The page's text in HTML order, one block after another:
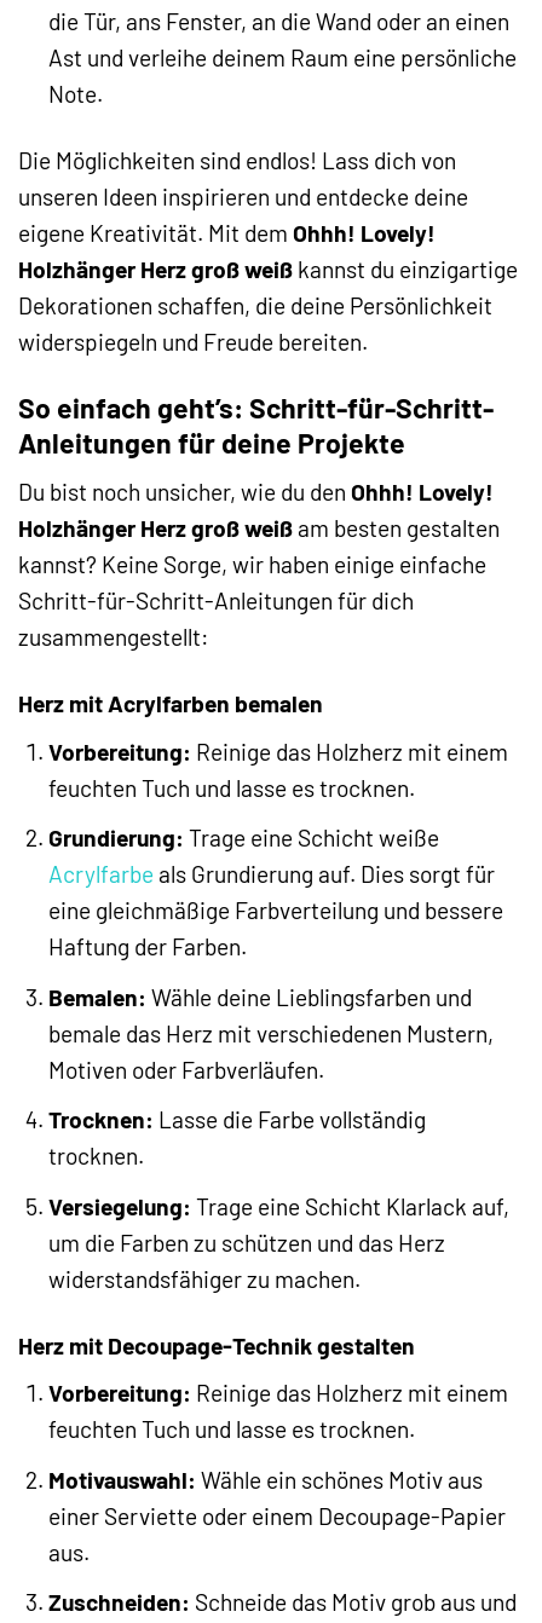
die Tür, ans Fenster, an die Wand oder an einen
Ast und verleihe deinem Raum eine persönliche
Note.
Die Möglichkeiten sind endlos! Lass dich von
unseren Ideen inspirieren und entdecke deine
eigene Kreativität. Mit dem Ohhh! Lovely!
Holzhänger Herz groß weiß kannst du einzigartige
Dekorationen schaffen, die deine Persönlichkeit
widerspiegeln und Freude bereiten.
So einfach geht’s: Schritt-für-Schritt-
Anleitungen für deine Projekte
Du bist noch unsicher, wie du den Ohhh! Lovely!
Holzhänger Herz groß weiß am besten gestalten
kannst? Keine Sorge, wir haben einige einfache
Schritt-für-Schritt-Anleitungen für dich
zusammengestellt:
Herz mit Acrylfarben bemalen
Vorbereitung: Reinige das Holzherz mit einem
feuchten Tuch und lasse es trocknen.
Grundierung: Trage eine Schicht weiße
Acrylfarbe als Grundierung auf. Dies sorgt für
eine gleichmäßige Farbverteilung und bessere
Haftung der Farben.
Bemalen: Wähle deine Lieblingsfarben und
bemale das Herz mit verschiedenen Mustern,
Motiven oder Farbverläufen.
Trocknen: Lasse die Farbe vollständig
trocknen.
Versiegelung: Trage eine Schicht Klarlack auf,
um die Farben zu schützen und das Herz
widerstandsfähiger zu machen.
Herz mit Decoupage-Technik gestalten
Vorbereitung: Reinige das Holzherz mit einem
feuchten Tuch und lasse es trocknen.
Motivauswahl: Wähle ein schönes Motiv aus
einer Serviette oder einem Decoupage-Papier
aus.
Zuschneiden: Schneide das Motiv grob aus und